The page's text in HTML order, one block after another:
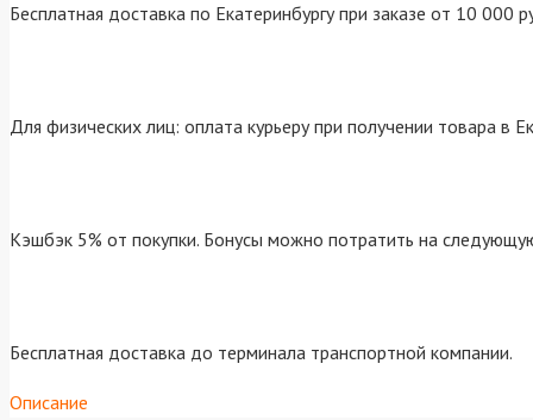
Бесплатная доставка по Екатеринбургу при заказе от 10 000
Для физических лиц: оплата курьеру при получении товара в
Кэшбэк 5% от покупки. Бонусы можно потратить на
Бесплатная доставка до терминала транспортной компании.
Описание